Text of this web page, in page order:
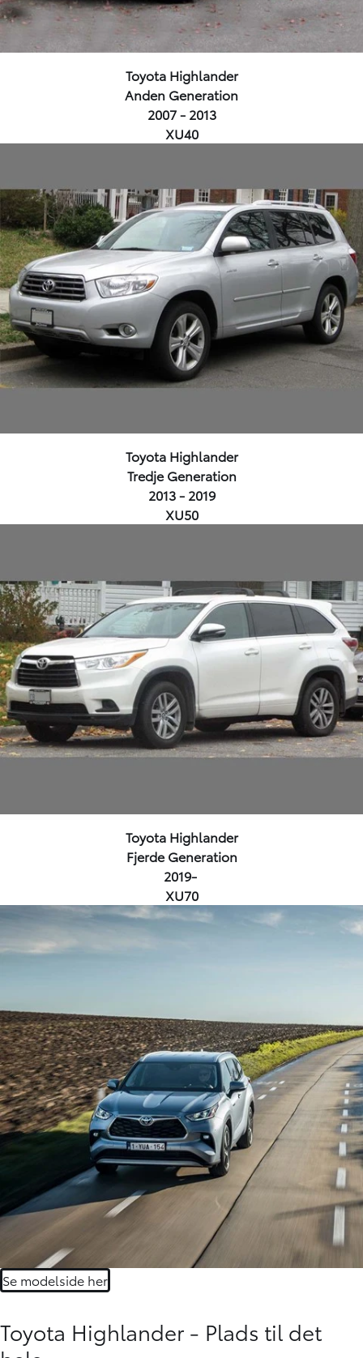
Toyota Highlander
Anden Generation
2007 - 2013
XU40
Toyota Highlander
Tredje Generation
2013 - 2019
XU50
Toyota Highlander
Fjerde Generation
2019-
XU70
Se modelside her
Toyota Highlander - Plads til det